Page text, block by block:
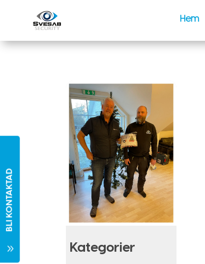
Hem
Kategorier
7
BLI KONTAKTAD